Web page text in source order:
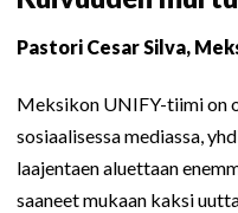
Pastori Cesar Silva,
Meksikon UNIFY-tiimi on
sosiaalisessa mediassa,
laajentaen aluettaan
saaneet mukaan kaksi